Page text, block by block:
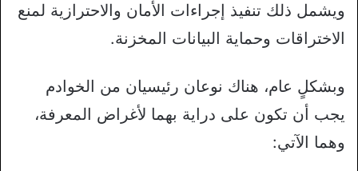
ويشمل ذلك تنفيذ إجراءات الأمان والاحترازية لمنع
الاختراقات وحماية البيانات المخزنة.
وبشكلٍ عام، هناك نوعان رئيسيان من الخوادم
يجب أن تكون على دراية بهما لأغراض المعرفة،
وهما الآتي: